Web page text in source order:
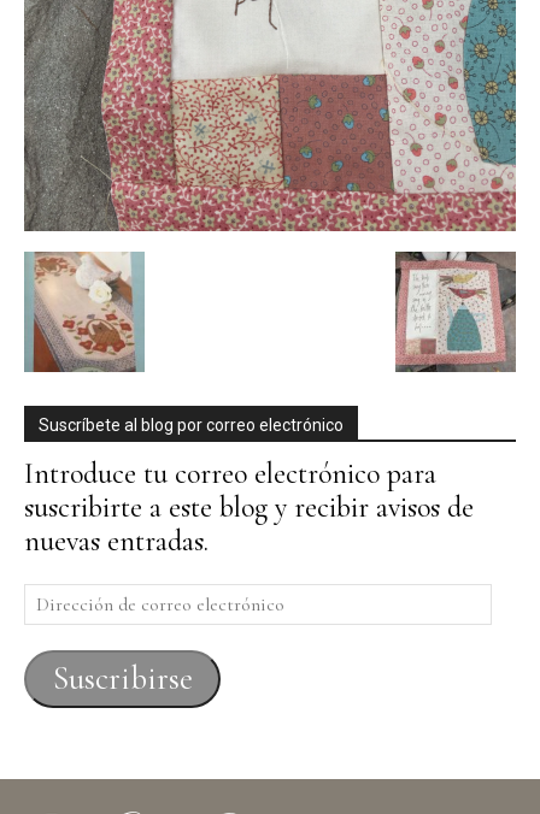
Suscríbete al blog por correo electrónico
Introduce tu correo electrónico para
suscribirte a este blog y recibir avisos de
nuevas entradas.
Dirección
de
correo
electrónico
Suscribirse